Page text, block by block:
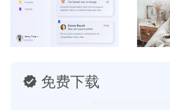
免费下载
MAC苹果电脑样机sketch源文件
Fincome-高级金融钱包用户界面UI设
活动、事件管理app ui设计 .xd素材